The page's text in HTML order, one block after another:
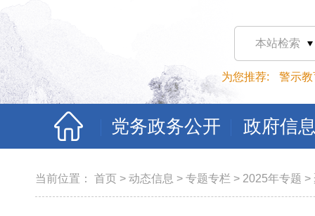
本站检索
为您推荐: 警示教
党务政务公开 政府信
当前位置： 首页 > 动态信息 > 专题专栏 > 2025年专题 >